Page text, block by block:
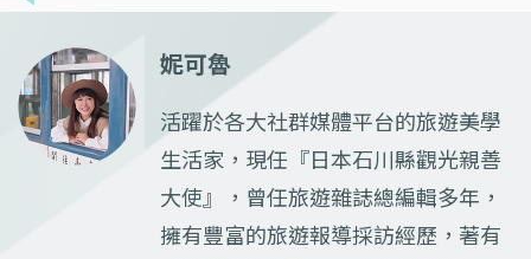
妮可魯
活躍於各大社群媒體平台的旅遊美學
生活家，現任『日本石川縣觀光親善
大使』，曾任旅遊雜誌總編輯多年，
擁有豐富的旅遊報導採訪經歷，著有